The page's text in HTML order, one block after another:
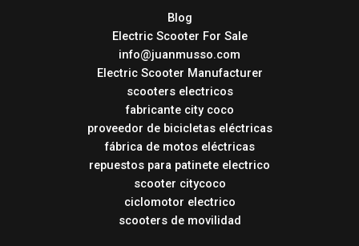
Blog
Electric Scooter For Sale
info@juanmusso.com
Electric Scooter Manufacturer
scooters electricos
fabricante city coco
proveedor de bicicletas eléctricas
fábrica de motos eléctricas
repuestos para patinete electrico
scooter citycoco
ciclomotor electrico
scooters de movilidad